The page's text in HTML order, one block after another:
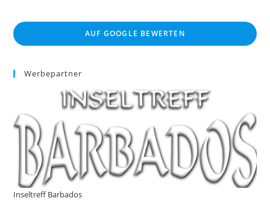
AUF GOOGLE BEWERTEN
Werbepartner
Inseltreff Barbados